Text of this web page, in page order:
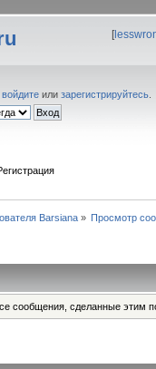
[
войдите или зарегистрируйтесь
Barsiana» Просмотр
сообщения, сделанные этим